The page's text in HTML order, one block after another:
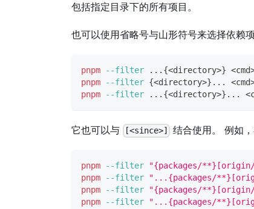
包括指定目录下的所有项目。
也可以使用省略号与山形符号来选择依赖
pnpm --filter .. . {<directory>} <cmd
pnpm
--filter {<directory>} .. . <cmd
pnpm
--filter .. . {<directory>} .. . <
它也可以与 [<since>] 结合使用。 例如
pnpm --filter "{packages/
pnpm
--filter "...{packages/
pnpm
--filter "{packages/
pnpm
--filter "...{packages/